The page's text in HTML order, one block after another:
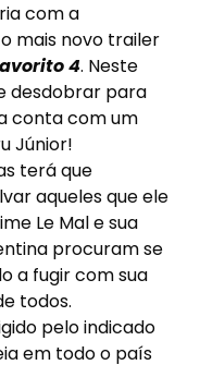
com a
mais novo trailer
4. Neste
desdobrar para
conta com um
Júnior!
terá que
aqueles que ele
Le Mal e sua
procuram se
a fugir com sua
todos.
pelo indicado
em todo o país